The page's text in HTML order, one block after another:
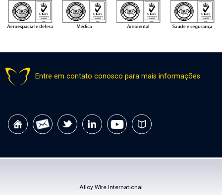
Entre em contato conosco para mais informações
Alloy Wire International